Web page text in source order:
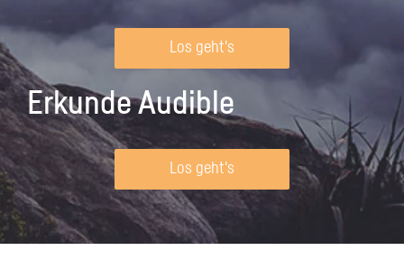
Los geht's
Erkunde Audible
Los geht's